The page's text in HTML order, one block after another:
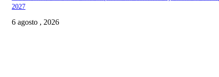
2027
6 agosto , 2026